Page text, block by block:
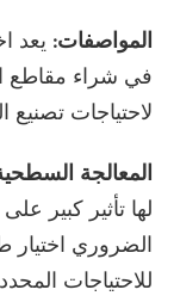
المواصفات: يعد
في شراء مقاطع
لاحتياجات تصنيع
المعالجة
لها تأثير كبير
الضروري
للاحتياجات